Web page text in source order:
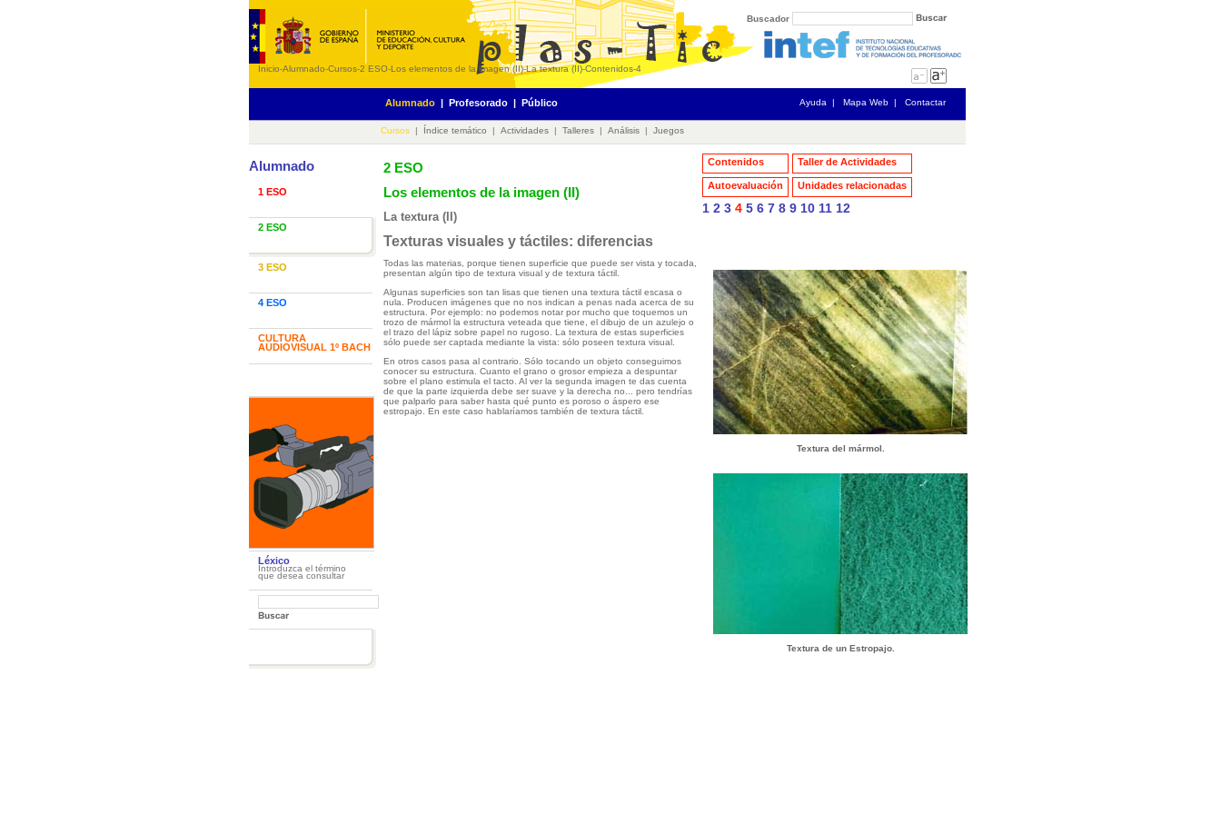
Buscador
Inicio-Alumnado-Cursos-2 ESO-Los elementos de la imagen (II)-La textura (II)-Contenidos-4
Alumnado | Profesorado | Público Ayuda | Mapa Web | Contactar
Cursos | Índice temático | Actividades | Talleres | Análisis | Juegos
Alumnado
1 ESO
2 ESO
3 ESO
4 ESO
CULTURA
AUDIOVISUAL 1º BACH
Léxico
Introduzca el término
que desea consultar
Contenidos Taller de Actividades
Autoevaluación Unidades relacionadas
1 2 3 4 5 6 7 8 9 10 11 12
2 ESO
Los elementos de la imagen (II)
La textura (II)
Texturas visuales y táctiles: diferencias
Textura del mármol.
Textura de un Estropajo.
Todas las materias, porque tienen superficie que puede ser vista y tocada,
presentan algún tipo de textura visual y de textura táctil.
Algunas superficies son tan lisas que tienen una textura táctil escasa o
nula. Producen imágenes que no nos indican a penas nada acerca de su
estructura. Por ejemplo: no podemos notar por mucho que toquemos un
trozo de mármol la estructura veteada que tiene, el dibujo de un azulejo o
el trazo del lápiz sobre papel no rugoso. La textura de estas superficies
sólo puede ser captada mediante la vista: sólo poseen textura visual.
En otros casos pasa al contrario. Sólo tocando un objeto conseguimos
conocer su estructura. Cuanto el grano o grosor empieza a despuntar
sobre el plano estimula el tacto. Al ver la segunda imagen te das cuenta
de que la parte izquierda debe ser suave y la derecha no... pero tendrías
que palparlo para saber hasta qué punto es poroso o áspero ese
estropajo. En este caso hablaríamos también de textura táctil.